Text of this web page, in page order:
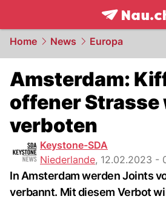
frontpage.
Home News Europa
Amsterdam:
offener Strasse
verboten
Keystone-SDA
Niederlande, 12.02.2023 -
In Amsterdam werden Joints
verbannt. Mit diesem Verbot